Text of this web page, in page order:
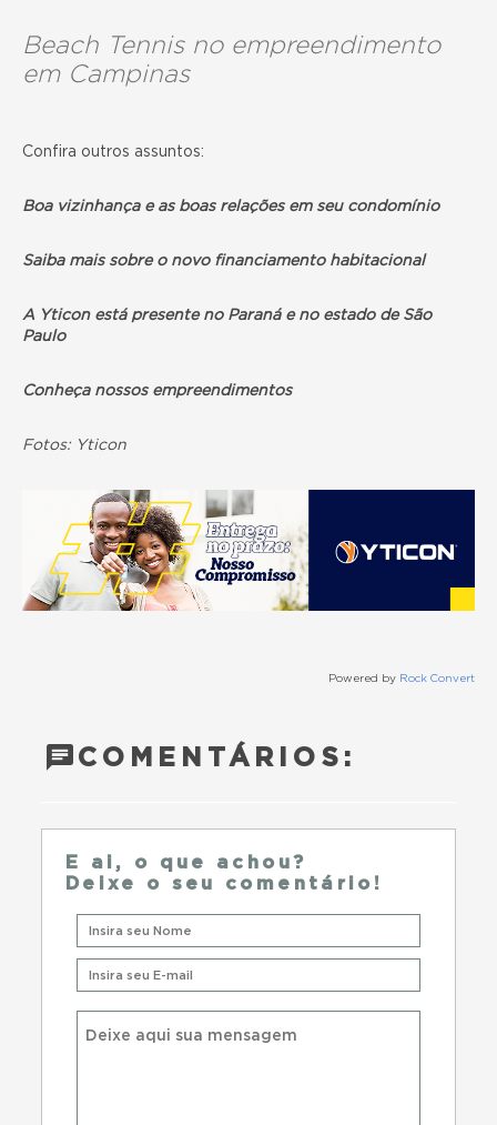
Beach Tennis no empreendimento
em Campinas
Confira outros assuntos:
Boa vizinhança e as boas relações em seu condomínio
Saiba mais sobre o novo financiamento habitacional
A Yticon está presente no Paraná e no estado de São
Paulo
Conheça nossos empreendimentos
Fotos: Yticon
Powered by Rock Convert
COMENTÁRIOS:
E ai, o que achou?
Deixe o seu comentário!